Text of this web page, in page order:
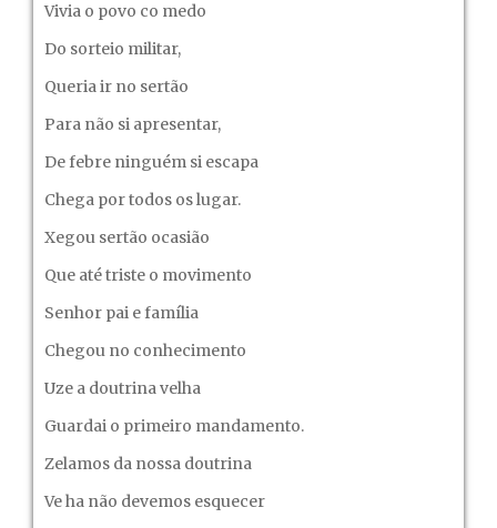
Vivia o povo co medo
Do sorteio militar,
Queria ir no sertão
Para não si apresentar,
De febre ninguém si escapa
Chega por todos os lugar.
Xegou sertão ocasião
Que até triste o movimento
Senhor pai e família
Chegou no conhecimento
Uze a doutrina velha
Guardai o primeiro mandamento.
Zelamos da nossa doutrina
Ve ha não devemos esquecer